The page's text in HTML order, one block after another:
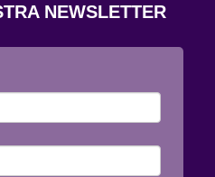
NEWSLETTER